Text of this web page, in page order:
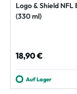
Logo & Shield NFL
(330 ml)
Regulärer Preis:
18,90 €
Auf Lager